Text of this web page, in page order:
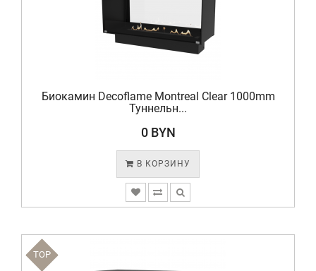
Биокамин Decoflame Montreal Clear 1000mm
Туннельн...
0 BYN
В КОРЗИНУ
TOP